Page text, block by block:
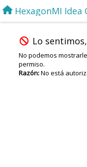
HexagonMI Idea
Lo
No podemos
permiso.
Razón:No está